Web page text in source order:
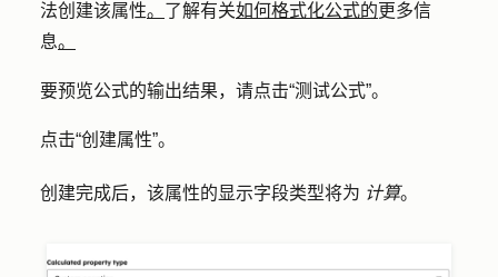
法创建该属性。 了解有关如何格式化公式的更多信
息。
要预览公式的输出结果，请点击“测试公式”。
点击“创建属性”。
创建完成后，该属性的显示字段类型将为 计算。